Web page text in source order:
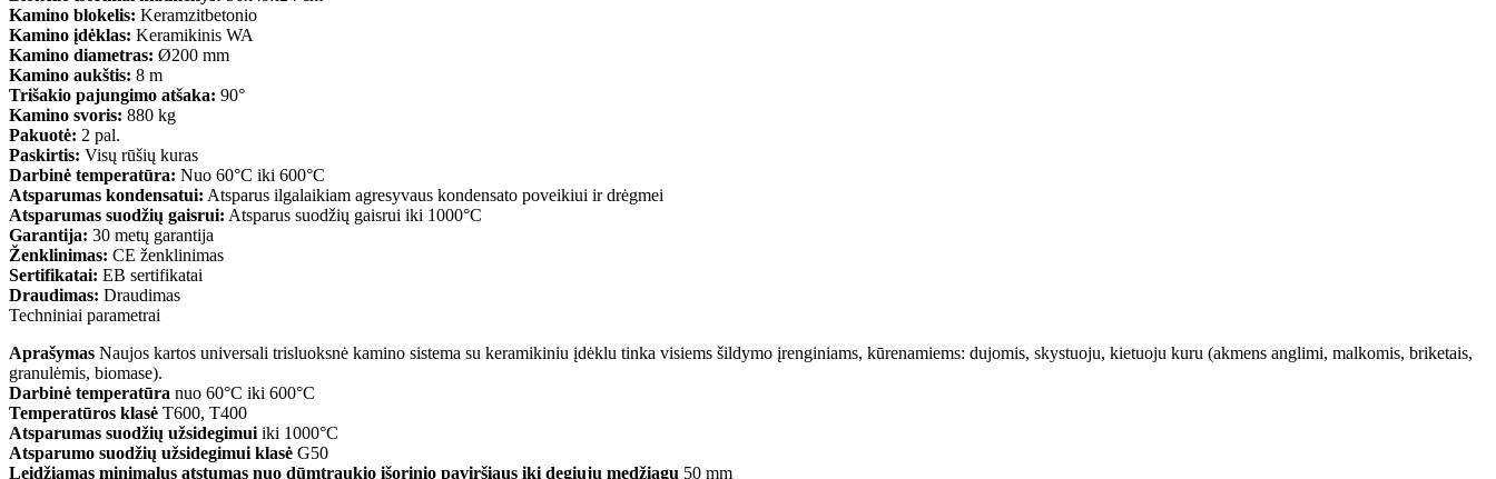
Kamino blokelis: Keramzitbetonio
Kamino įdėklas: Keramikinis WA
Kamino diametras: Ø200 mm
Kamino aukštis: 8 m
Trišakio pajungimo atšaka: 90°
Kamino svoris: 880 kg
Pakuotė: 2 pal.
Paskirtis: Visų rūšių kuras
Darbinė temperatūra: Nuo 60°C iki 600°C
Atsparumas kondensatui: Atsparus ilgalaikiam agresyvaus kondensato poveikiui ir drėgmei
Atsparumas suodžių gaisrui: Atsparus suodžių gaisrui iki 1000°C
Garantija: 30 metų garantija
Ženklinimas: CE ženklinimas
Sertifikatai: EB sertifikatai
Draudimas: Draudimas
Techniniai parametrai
Aprašymas Naujos kartos universali trisluoksnė kamino sistema su keramikiniu įdėklu tinka visiems šildymo įrenginiams, kūrenamiems: dujomis, skystuoju, kietuoju kuru (akmens anglimi, malkomis, briketais,
granulėmis, biomase).
Darbinė temperatūra nuo 60°C iki 600°C
Temperatūros klasė T600, T400
Atsparumas suodžių užsidegimui iki 1000°C
Atsparumo suodžių užsidegimui klasė G50
Leidžiamas minimalus atstumas nuo dūmtraukio išorinio paviršiaus iki degiųjų medžiagų 50 mm